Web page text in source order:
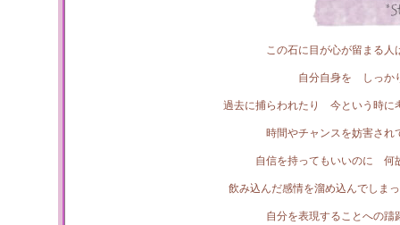
この石に目が心が留まる
自分自身を しっか
過去に捕らわれたり 今という時に
時間やチャンスを妨害さ
自信を持ってもいいのに 何
飲み込んだ感情を溜め込んでし
自分を表現することへの